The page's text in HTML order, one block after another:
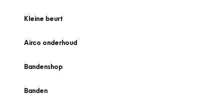
Kleine beurt
Airco onderhoud
Bandenshop
Banden